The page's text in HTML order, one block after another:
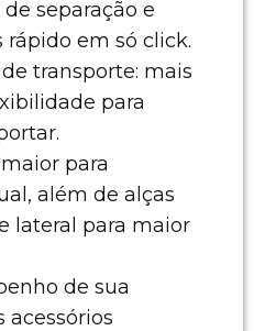
separação e
rápido em só click.
transporte: mais
para
para
além de alças
lateral para maior
de sua
acessórios